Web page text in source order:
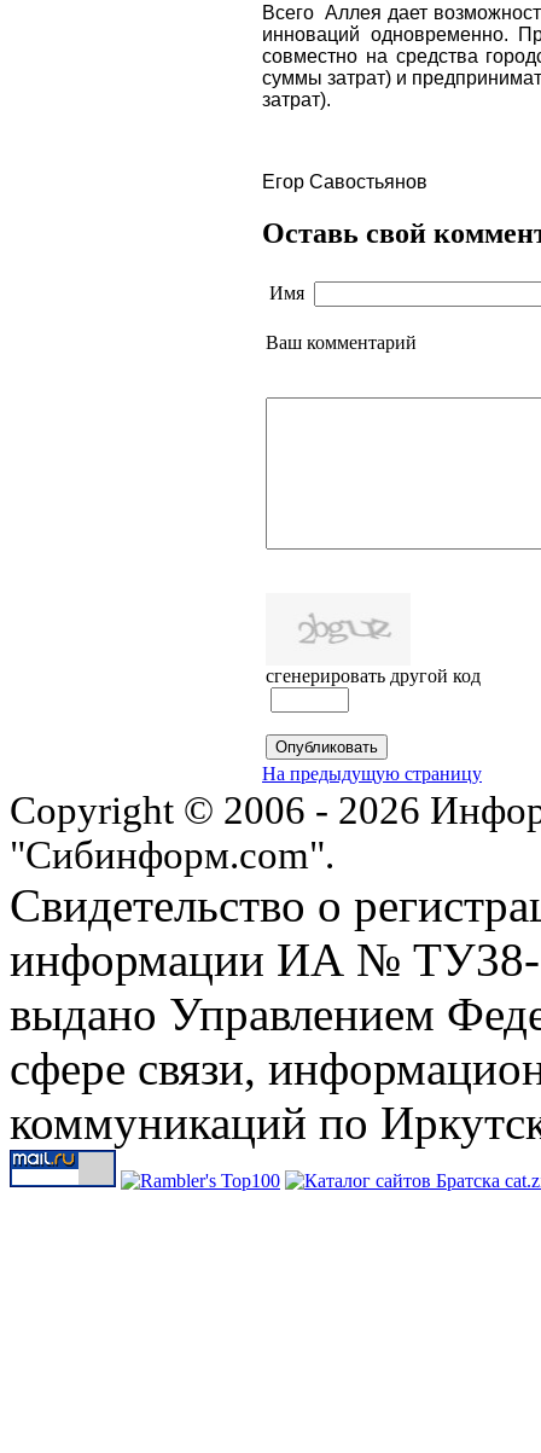
Всего Аллея дает
инноваций одновременно.
совместно на средства
суммы затрат) и
затрат).
Егор Савостьянов
Оставь свой
Имя
Ваш комментарий
сгенерировать другой код
На предыдущую страницу
Copyright © 2006 - 2026
"Сибинформ.com".
Свидетельство о
информации ИА № ТУ38-
выдано Управлением
сфере связи,
коммуникаций по